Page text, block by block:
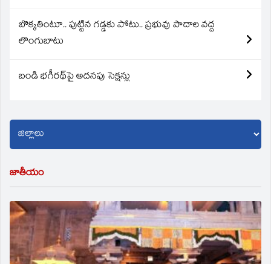
బొక్కతింటూ.. పుట్టిన గడ్డకు పోటు.. ప్రభువు పాదాల వద్ద
లొంగుబాటు
బండి భగీరథ్‌పై అదనపు సెక్షన్లు
జాతీయం